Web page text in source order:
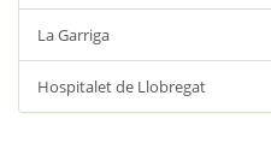
La Garriga
Hospitalet de Llobregat